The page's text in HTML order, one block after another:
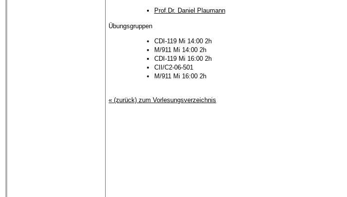
Prof.Dr. Daniel Plaumann
Übungsgruppen
CDI-119 Mi 14:00 2h
M/911 Mi 14:00 2h
CDI-119 Mi 16:00 2h
CII/C2-06-501
M/911 Mi 16:00 2h
« (zurück) zum Vorlesungsverzeichnis